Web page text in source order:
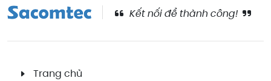
Kết nối để thành công!
Trang chủ